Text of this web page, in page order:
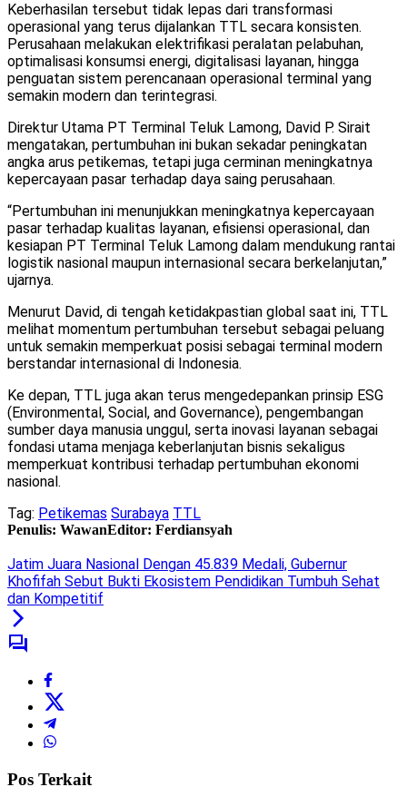
Keberhasilan tersebut tidak lepas dari transformasi
operasional yang terus dijalankan TTL secara konsisten.
Perusahaan melakukan elektrifikasi peralatan pelabuhan,
optimalisasi konsumsi energi, digitalisasi layanan, hingga
penguatan sistem perencanaan operasional terminal yang
semakin modern dan terintegrasi.
Direktur Utama PT Terminal Teluk Lamong, David P. Sirait
mengatakan, pertumbuhan ini bukan sekadar peningkatan
angka arus petikemas, tetapi juga cerminan meningkatnya
kepercayaan pasar terhadap daya saing perusahaan.
“Pertumbuhan ini menunjukkan meningkatnya kepercayaan
pasar terhadap kualitas layanan, efisiensi operasional, dan
kesiapan PT Terminal Teluk Lamong dalam mendukung rantai
logistik nasional maupun internasional secara berkelanjutan,”
ujarnya.
Menurut David, di tengah ketidakpastian global saat ini, TTL
melihat momentum pertumbuhan tersebut sebagai peluang
untuk semakin memperkuat posisi sebagai terminal modern
berstandar internasional di Indonesia.
Ke depan, TTL juga akan terus mengedepankan prinsip ESG
(Environmental, Social, and Governance), pengembangan
sumber daya manusia unggul, serta inovasi layanan sebagai
fondasi utama menjaga keberlanjutan bisnis sekaligus
memperkuat kontribusi terhadap pertumbuhan ekonomi
nasional.
Tag: Petikemas Surabaya TTL
Penulis: WawanEditor: Ferdiansyah
Jatim Juara Nasional Dengan 45.839 Medali, Gubernur
Khofifah Sebut Bukti Ekosistem Pendidikan Tumbuh Sehat
dan Kompetitif
Pos Terkait